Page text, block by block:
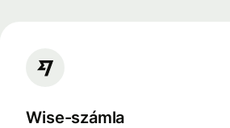
Wise-számla